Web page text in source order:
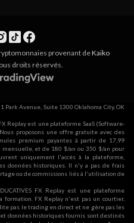
provenant deKaiko
droits réservés.
Park Avenue, Suite 1300 Oklahoma City, OK
Replay est une plateforme SaaS (Software-
proposons une offre gratuite avec des
premium payantes à partir de 17,99
et de 180 $/an ou 350 $/an pour
uniquement l'accès à la plateforme,
données historiques. Il n'y a pas de frais
ou de commissions liés à l'utilisation de
FX Replay est une plateforme
FX Replay n'est pas un courtier,
pas le trading en direct et ne gère pas les
données historiques fournis sont destinés